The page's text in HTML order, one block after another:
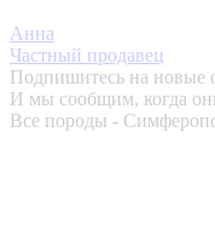
Анна
Частный продавец
Подпишитесь на новые
И мы сообщим, когда
Все породы -